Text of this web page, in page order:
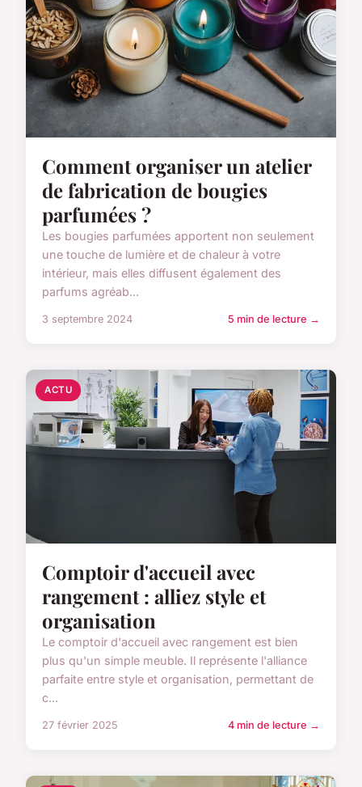
Comment organiser un atelier
de fabrication de bougies
parfumées ?
Les bougies parfumées apportent non seulement
une touche de lumière et de chaleur à votre
intérieur, mais elles diffusent également des
parfums agréab...
3 septembre 2024 5 min de lecture →
ACTU
Comptoir d'accueil avec
rangement : alliez style et
organisation
Le comptoir d'accueil avec rangement est bien
plus qu'un simple meuble. Il représente l'alliance
parfaite entre style et organisation, permettant de
c...
27 février 2025 4 min de lecture →